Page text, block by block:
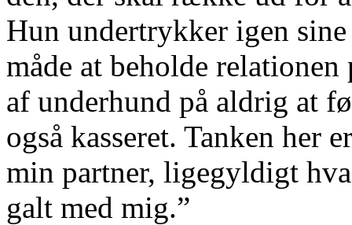
Hun undertrykker igen
måde at beholde
af underhund på aldrig at
også kasseret. Tanken her
min partner, ligegyldigt
galt med mig.”